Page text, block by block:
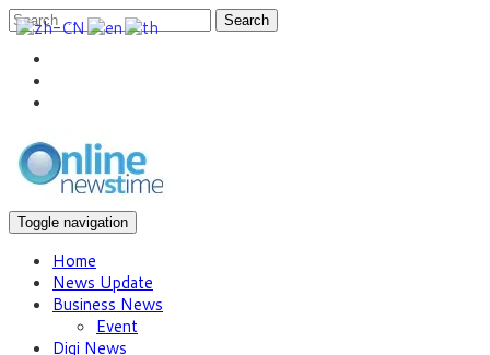
Search
Toggle navigation
Home
News Update
Business News
Event
Digi News